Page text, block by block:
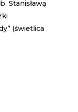
Stanisławą
(świetlica